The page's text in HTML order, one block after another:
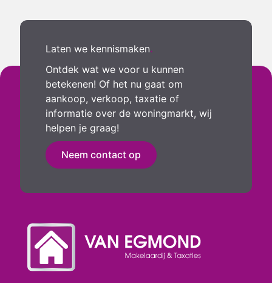
Laten we kennismaken.
Ontdek wat we voor u kunnen
betekenen! Of het nu gaat om
aankoop, verkoop, taxatie of
informatie over de woningmarkt, wij
helpen je graag!
Neem contact op